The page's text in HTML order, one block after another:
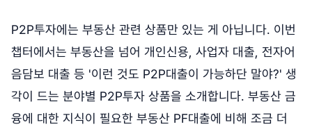
P2P투자에는 부동산 관련 상품만 있는 게 아닙니다. 이번
챕터에서는 부동산을 넘어 개인신용, 사업자 대출, 전자어
음담보 대출 등 '이런 것도 P2P대출이 가능하단 말야?' 생
각이 드는 분야별 P2P투자 상품을 소개합니다. 부동산 금
융에 대한 지식이 필요한 부동산 PF대출에 비해 조금 더